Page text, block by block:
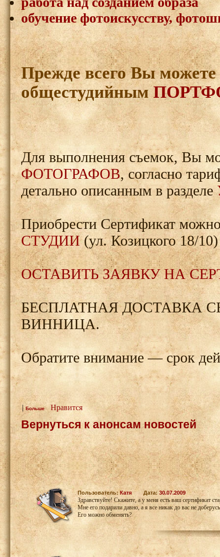
обучение фотоискусству,
Прежде всего Вы
общестудийным
Для выполнения съемок, Вы
ФОТОГРАФОВ, согласно
детально описанным в разделе
Приобрести Сертификат
СТУДИИ(ул. Козицкого 18/
ОСТАВИТЬ ЗАЯВКУ НА
БЕСПЛАТНАЯ ДОСТАВКА
ВИННИЦА.
Обратите внимание — срок
| Больше Нравится
Вернуться к анонсам новостей
Пользователь:Катя Дата: 30.07.2009
Здравствуйте! Скажите, а у меня есть ваш сертификат
Мне его подарили давно, а я все никак до вас не
Его можно обменять?